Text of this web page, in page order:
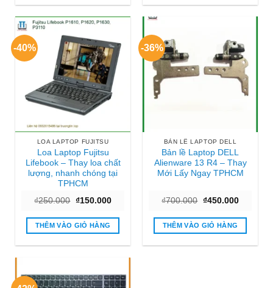
-40%
LOA LAPTOP FUJITSU
Loa Laptop Fujitsu
Lifebook – Thay loa chất
lượng, nhanh chóng tại
TPHCM
₫250.000 Giá
là:
₫250.000.
₫150.000Giá
tại
₫150.000.
THÊM VÀO GIỎ HÀNG
-36%
BẢN LỀ LAPTOP DELL
Bản lề Laptop DELL
Alienware 13 R4 – Thay
Mới Lấy Ngay TPHCM
₫700.000 Giá
là:
₫700.000.
₫450.000Giá
tại
THÊM VÀO GIỎ HÀNG